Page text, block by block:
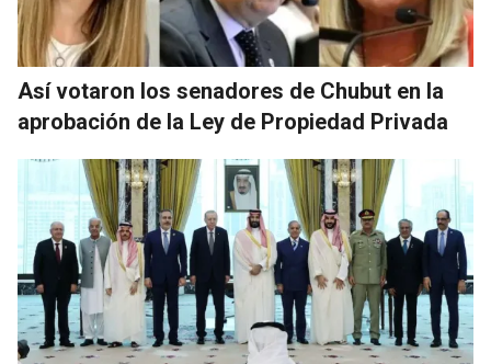
Así votaron los senadores de Chubut en la
aprobación de la Ley de Propiedad Privada